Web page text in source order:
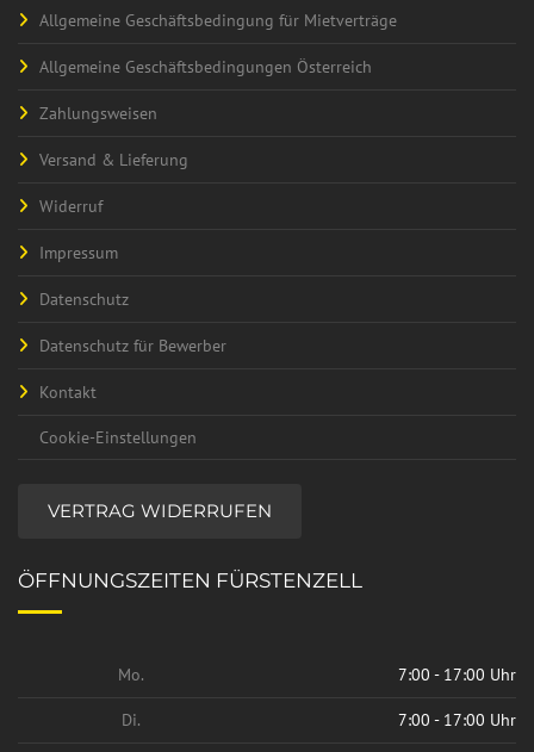
Allgemeine Geschäftsbedingung für Mietverträge
Allgemeine Geschäftsbedingungen Österreich
Zahlungsweisen
Versand & Lieferung
Widerruf
Impressum
Datenschutz
Datenschutz für Bewerber
Kontakt
Cookie-Einstellungen
VERTRAG WIDERRUFEN
ÖFFNUNGSZEITEN FÜRSTENZELL
Mo. 7:00 - 17:00 Uhr
Di. 7:00 - 17:00 Uhr